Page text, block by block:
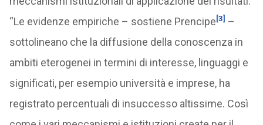
“Le evidenze empiriche – sostiene Prencipe[3] –
sottolineano che la diffusione della conoscenza in
ambiti eterogenei in termini di interesse, linguaggi e
significati, per esempio università e imprese, ha
registrato percentuali di insuccesso altissime. Così